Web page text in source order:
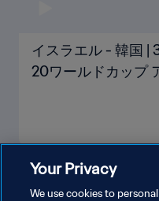
イスラエル - 韓国 |
20ワールドカップ
Your Privacy
We use cookies to